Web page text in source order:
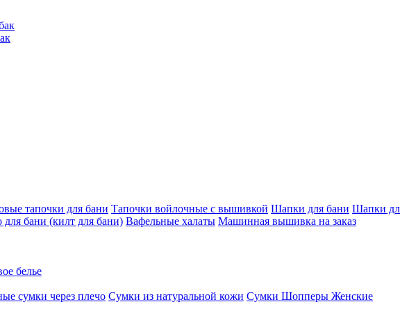
тапочки для бани Тапочки войлочные с вышивкой Шапки для бани Шапки
бани (килт для бани) Вафельные халаты Машинная вышивка на заказ
белье
сумки через плечо Сумки из натуральной кожи Сумки Шопперы Женские